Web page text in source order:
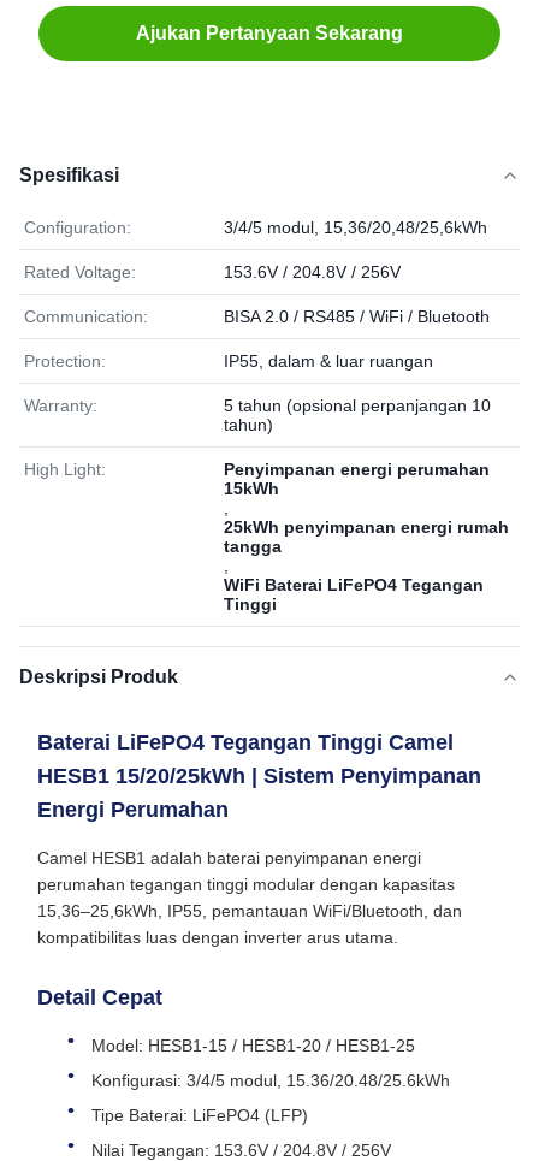
Ajukan Pertanyaan Sekarang
Spesifikasi
Configuration: 3/4/5 modul, 15,36/20,48/25,6kWh
Rated Voltage: 153.6V / 204.8V / 256V
Communication: BISA 2.0 / RS485 / WiFi / Bluetooth
Protection: IP55, dalam & luar ruangan
Warranty:
5 tahun (opsional perpanjangan 10
tahun)
High Light:
Penyimpanan energi perumahan
15kWh
25kWh penyimpanan energi rumah
tangga
WiFi Baterai LiFePO4 Tegangan
Tinggi
Deskripsi Produk
Baterai LiFePO4 Tegangan Tinggi Camel
HESB1 15/20/25kWh | Sistem Penyimpanan
Energi Perumahan
Camel HESB1 adalah baterai penyimpanan energi
perumahan tegangan tinggi modular dengan kapasitas
15,36–25,6kWh, IP55, pemantauan WiFi/Bluetooth, dan
kompatibilitas luas dengan inverter arus utama.
Detail Cepat
Model: HESB1‑15 / HESB1‑20 / HESB1‑25
Konfigurasi: 3/4/5 modul, 15.36/20.48/25.6kWh
Tipe Baterai: LiFePO4 (LFP)
Nilai Tegangan: 153.6V / 204.8V / 256V